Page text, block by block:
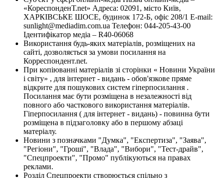
«КореспонденТ.net» Адреса: 02091, місто Київ,
ХАРКІВСЬКЕ ШОСЕ, будинок 172-Б, офіс 208/1 E-mail:
sunlight@mediadim.com.ua Телефон: 044-205-43-00
Ідентифікатор медіа – R40-06068
Використання будь-яких матеріалів, розміщених на
сайті, дозволяється за умови посилання на
Корреспондент.net.
При копіюванні матеріалів зі сторінки « Новини України
і світу» , для інтернет - видань - обов'язкове пряме
відкрите для пошукових систем гіперпосилання .
Посилання має бути розміщена в незалежності від
повного або часткового використання матеріалів.
Гіперпосилання ( для інтернет - видань) - повинна бути
розміщена в підзаголовку або в першому абзаці
матеріалу.
Новини з позначками "Думка", "Експертиза", "Заява",
"Регіони", "Гроші", "Влада", "Вибори", "Тест-драйв",
"Спецпроекти", "Промо" публікуються на правах
реклами.
Розділ Спецпроекти створюється спільно з